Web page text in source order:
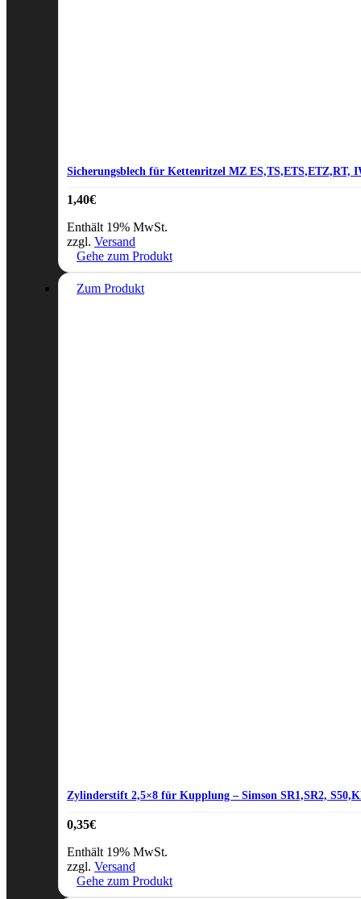
Sicherungsblech für Kettenritzel MZ ES,TS,ETS,ETZ,RT,
1,40€
Enthält 19% MwSt.
zzgl. Versand
Gehe zum Produkt
Zum Produkt
Zylinderstift 2,5×8 für Kupplung – Simson SR1,SR2,
0,35€
Enthält 19% MwSt.
zzgl. Versand
Gehe zum Produkt